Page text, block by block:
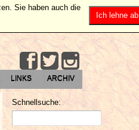
LINKS ARCHIV
Schnellsuche:
Ich lehne ab
Sie haben auch die